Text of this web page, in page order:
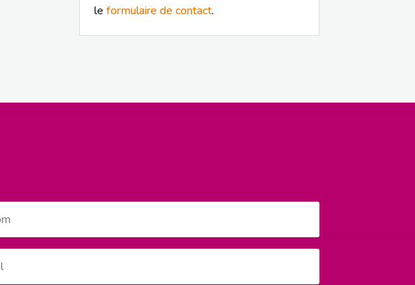
le formulaire de contact.